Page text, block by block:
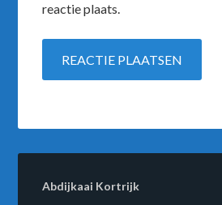
reactie plaats.
Abdijkaai Kortrijk